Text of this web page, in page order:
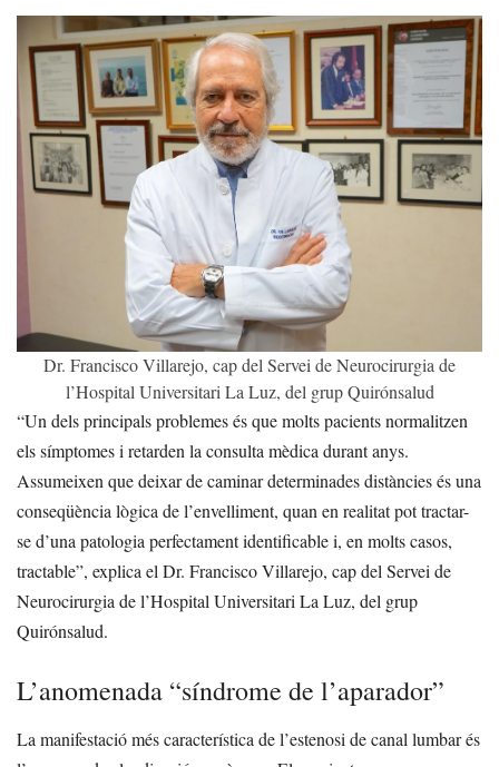
Dr. Francisco Villarejo, cap del Servei de Neurocirurgia de
l’Hospital Universitari La Luz, del grup Quirónsalud
“Un dels principals problemes és que molts pacients normalitzen
els símptomes i retarden la consulta mèdica durant anys.
Assumeixen que deixar de caminar determinades distàncies és una
conseqüència lògica de l’envelliment, quan en realitat pot tractar-
se d’una patologia perfectament identificable i, en molts casos,
tractable”, explica el Dr. Francisco Villarejo, cap del Servei de
Neurocirurgia de l’Hospital Universitari La Luz, del grup
Quirónsalud.
L’anomenada “síndrome de l’aparador”
La manifestació més característica de l’estenosi de canal lumbar és